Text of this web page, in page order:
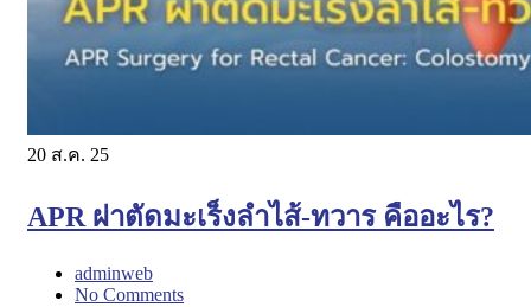
20 ส.ค. 25
APR ผ่าตัดมะเร็งลำไส้-ทวาร คืออะไร?
adminweb
No Comments